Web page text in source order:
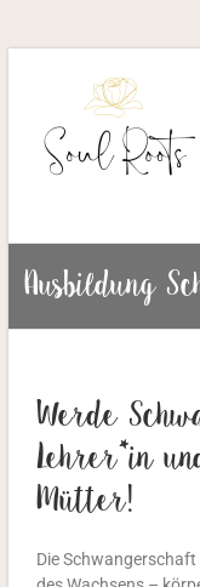
Ausbildung
Werde
Lehrer*in
Mütter!
Die